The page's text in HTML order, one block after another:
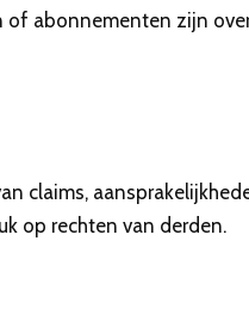
abonnementen zijn
claims,
op rechten van derden.